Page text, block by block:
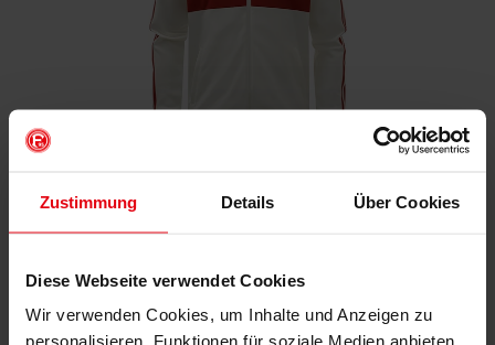
Zustimmung Details Über Cookies
Diese Webseite verwendet Cookies
Wir verwenden Cookies, um Inhalte und Anzeigen zu
personalisieren, Funktionen für soziale Medien anbieten
Fortuna x adidas Trackjacket "Originals" Off-White